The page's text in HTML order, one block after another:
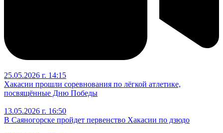
25.05.2026 г. 14:15
Хакасии прошли соревнования по лёгкой атлетике,
посвящённые Дню Победы
13.05.2026 г. 16:50
В Саяногорске пройдет первенство Хакасии по дзюдо